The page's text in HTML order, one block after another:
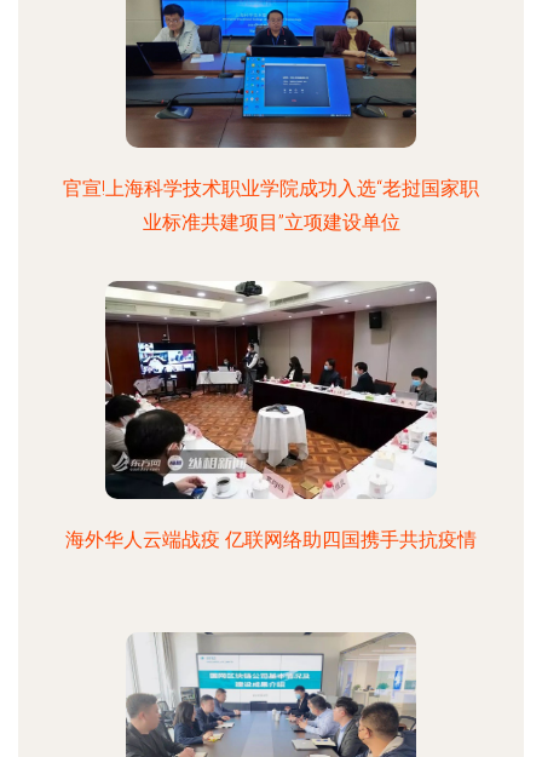
官宣!上海科学技术职业学院成功入选“老挝国家职
业标准共建项目”立项建设单位
海外华人云端战疫 亿联网络助四国携手共抗疫情